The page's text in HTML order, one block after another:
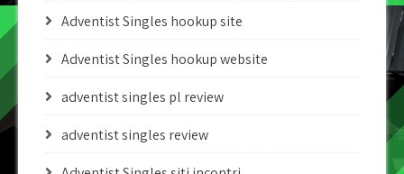
Adventist Singles hookup site
Adventist Singles hookup website
adventist singles pl review
adventist singles review